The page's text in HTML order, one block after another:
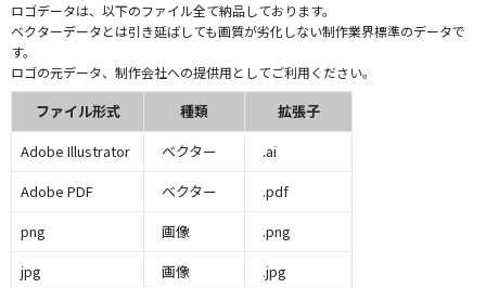
ロゴデータは、以下のファイル全て納品しております。
ベクターデータとは引き延ばしても画質が劣化しない制作業界標準のデータで
す。
ロゴの元データ、制作会社への提供用としてご利用ください。
ファイル形式 種類
拡張子
Adobe Illustrator
ベクター
.ai
Adobe PDF
ベクター
.pdf
png
画像
.png
jpg
画像
.jpg